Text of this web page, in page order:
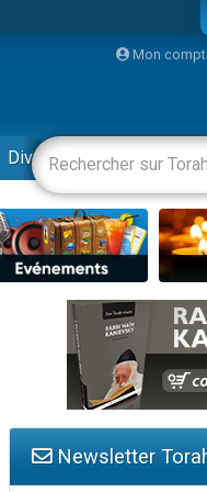
Mon
Divertissements Livres
Newsletter